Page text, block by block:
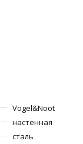
Vogel&Noot
настенная
сталь